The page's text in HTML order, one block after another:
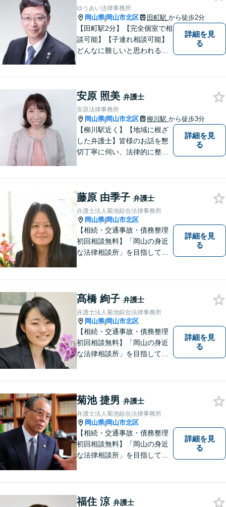
サポートができるよう努めて
まいります。
ゆうあい法律事務所
岡山県|岡山市北区 田町駅 から徒歩2分
【田町駅2分】【完全個室で相
談可能】【子連れ相談可能】
どんなに難しいと思われる案
ている皆さまの現状を良い方
向に変化させることができる
ように全力を尽くします。
詳細を見
る
安原 照美 弁護士
安原法律事務所
岡山県|岡山市北区 柳川駅 から徒歩3分
【柳川駅近く】【地域に根ざ
した弁護士】皆様のお話を懇
切丁寧に伺い、法律的に整理
少しでも解決されますよう，
誠心誠意努力いたす所存で
す。皆様方のご来所をお待ち
しております。
詳細を見
る
藤原 由季子 弁護士
弁護士法人菊池綜合法律事務所
岡山県|岡山市北区
【相続・交通事故・債務整理
初回相談無料】「岡山の身近
な法律相談所」を目指してい
んなささいなことでも構いま
せん。お気軽にご相談くださ
い。【土曜日も受付可能】
【専用駐車場あり】
詳細を見
る
髙橋 絢子 弁護士
弁護士法人菊池綜合法律事務所
岡山県|岡山市北区
【相続・交通事故・債務整理
初回相談無料】「岡山の身近
な法律相談所」を目指してい
んなささいなことでも構いま
せん。お気軽にご相談くださ
い。【土曜日も受付可能】
【専用駐車場あり】
詳細を見
る
菊池 捷男 弁護士
弁護士法人菊池綜合法律事務所
岡山県|岡山市北区
【相続・交通事故・債務整理
初回相談無料】「岡山の身近
な法律相談所」を目指してい
んなささいなことでも構いま
詳細を見
る
福住 涼 弁護士